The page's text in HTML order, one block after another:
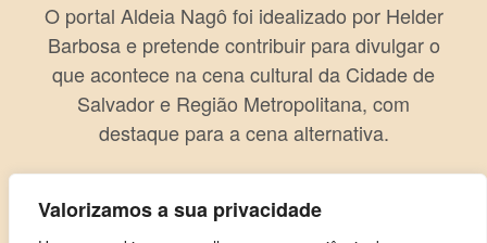
Valorizamos a sua privacidade
O portal Aldeia Nagô foi idealizado por Helder
Barbosa e pretende contribuir para divulgar o
que acontece na cena cultural da Cidade de
Salvador e Região Metropolitana, com
destaque para a cena alternativa.